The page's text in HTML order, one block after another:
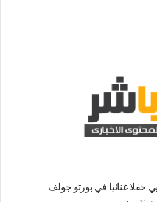
حفلا غنائيا في بورتو جولف